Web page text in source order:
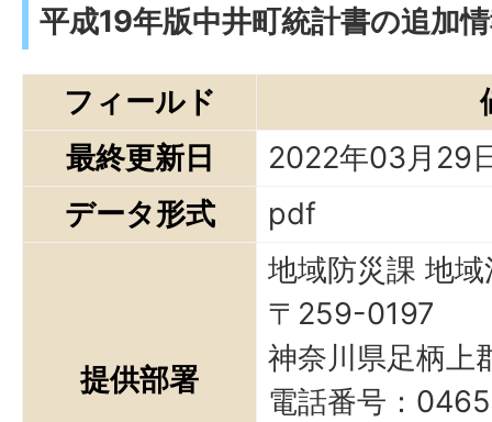
平成19年版中井町統計書の追加
フィールド
最終更新日
2022年03月29
データ形式
pdf
提供部署
地域防災課 地
〒259-0197
神奈川県足柄上
電話番号：